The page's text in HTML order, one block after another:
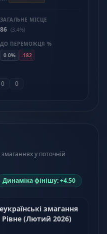
ЗАГАЛЬНЕ МІСЦЕ
86 (3.4%)
ДО ПЕРЕМОЖЦЯ %
0.0%
-182
0 0
у поточній
Динаміка фінішу: +4.50
змагання
(Лютий 2026)